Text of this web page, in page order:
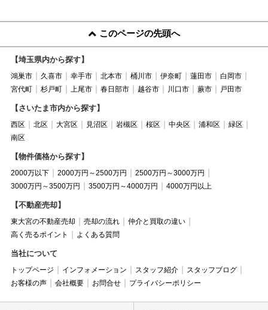
このページの先頭へ
【埼玉県内から探す】
鴻巣市 久喜市 幸手市 北本市 桶川市 伊奈町 蓮田市
白岡市
宮代町
杉戸町 上尾市 春日部市 越谷市 川口市 蕨市 戸田市
【さいたま市内から探す】
西区 北区 大宮区 見沼区 岩槻区 桜区 中央区 浦和区
緑区
南区
【物件価格から探す】
2000万以下 2000万円～2500万円
2500万円～3000万円
3000万円～3500万円
3500万円～4000万円 4000万円以上
【不動産売却】
東大宮の不動産売却 売却の流れ
仲介と買取の違い
高く売るポイント
よくある質問
当社について
トップページ インフォメーション スタッフ紹介
スタッフブログ
お客様の声
会社概要 お問合せ プライバシーポリシー